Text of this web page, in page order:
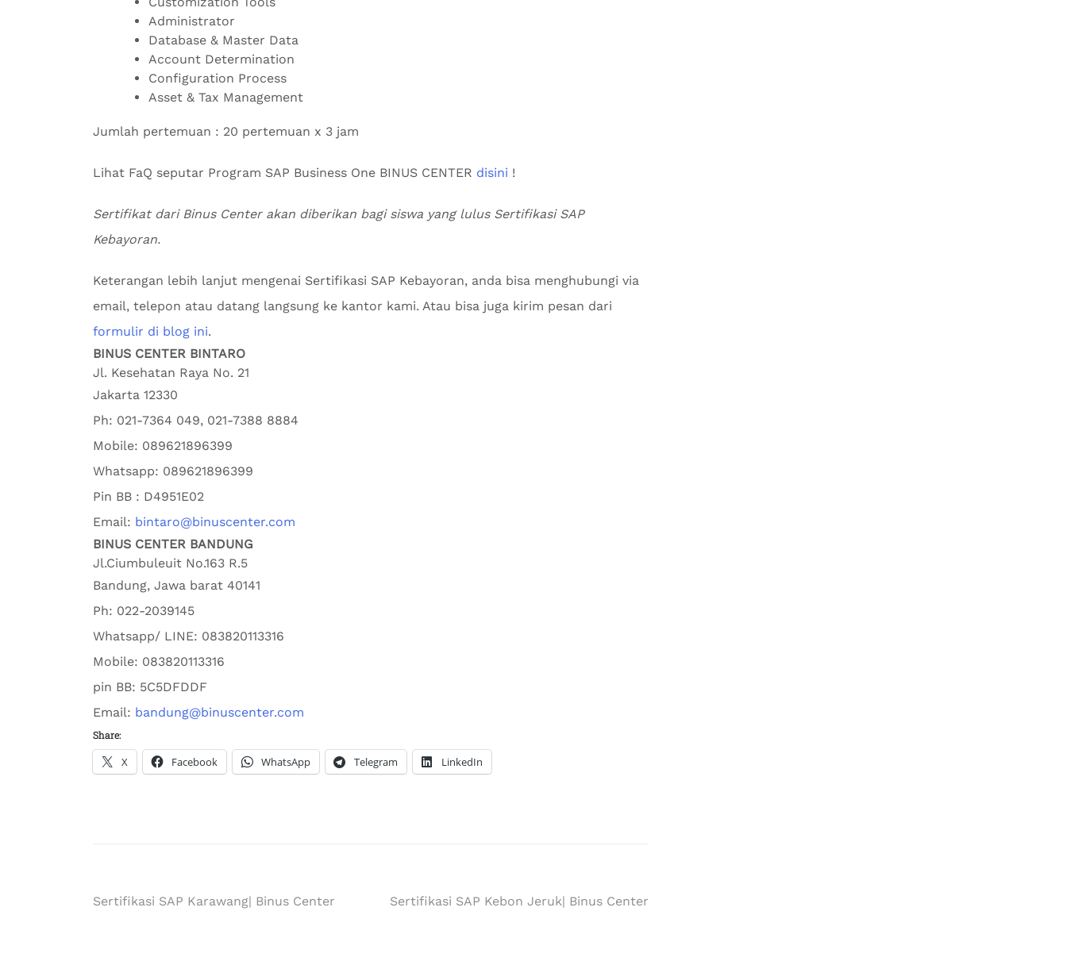
Administrator
Database & Master Data
Account Determination
Configuration Process
Asset & Tax Management
Jumlah pertemuan : 20 pertemuan x 3 jam
Lihat FaQ seputar Program SAP Business One BINUS CENTER disini !
Sertifikat dari Binus Center akan diberikan bagi siswa yang lulus Sertifikasi SAP
Kebayoran.
Keterangan lebih lanjut mengenai Sertifikasi SAP Kebayoran, anda bisa menghubungi via
email, telepon atau datang langsung ke kantor kami. Atau bisa juga kirim pesan dari
formulir di blog ini.
BINUS CENTER BINTARO
Jl. Kesehatan Raya No. 21
Jakarta 12330
Ph: 021-7364 049, 021-7388 8884
Mobile: 089621896399
Whatsapp: 089621896399
Pin BB : D4951E02
Email: bintaro@binuscenter.com
BINUS CENTER BANDUNG
Jl.Ciumbuleuit No.163 R.5
Bandung, Jawa barat 40141
Ph: 022-2039145
Whatsapp/ LINE: 083820113316
Mobile: 083820113316
pin BB: 5C5DFDDF
Email: bandung@binuscenter.com
Share:
X Facebook WhatsApp Telegram LinkedIn
Sertifikasi SAP Karawang| Binus Center Sertifikasi SAP Kebon Jeruk| Binus Center